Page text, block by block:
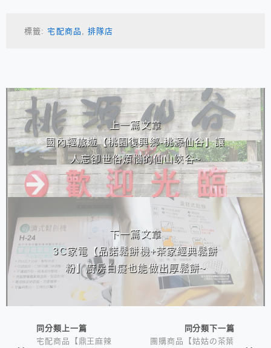
標籤: 宅配商品 ,排隊店
相連文章
上一篇文章
國內輕旅遊【桃園復興鄉-桃源仙谷】讓
人忘卻世俗煩惱的仙山峽谷~
下一篇文章
3C家電【品諾鬆餅機+茶家經典鬆餅
粉】廚房白癡也能做出厚鬆餅~
同分類上一篇
宅配商品【鼎王麻辣
同分類下一篇
團購商品【姑姑の茶葉